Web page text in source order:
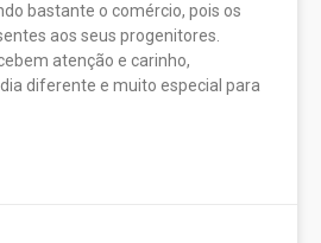
bastante o comércio, pois os
aos seus progenitores.
atenção e carinho,
diferente e muito especial para